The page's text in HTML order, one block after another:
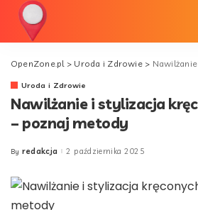
OpenZone.pl> Uroda i Zdrowie> Nawilżanie i
Uroda i Zdrowie
Nawilżanie i stylizacja
– poznaj metody
Posted
By redakcja 2 października 2025